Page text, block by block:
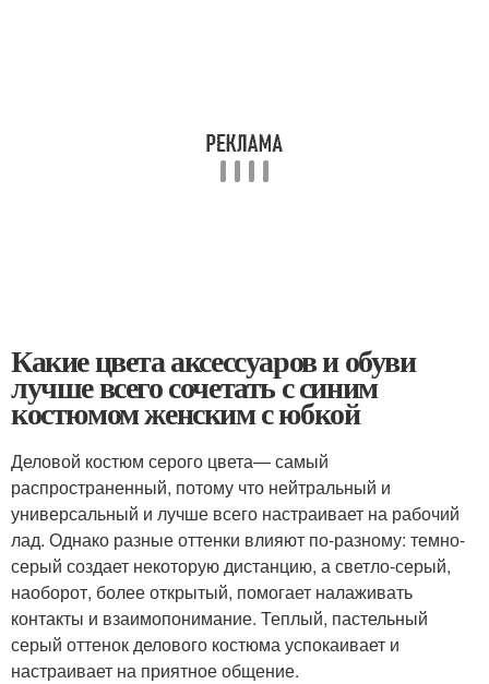
Какие цвета аксессуаров и обуви
лучше всего сочетать с синим
костюмом женским с юбкой
Деловой костюм серого цвета— самый
распространенный, потому что нейтральный и
универсальный и лучше всего настраивает на рабочий
лад. Однако разные оттенки влияют по-разному: темно-
серый создает некоторую дистанцию, а светло-серый,
наоборот, более открытый, помогает налаживать
контакты и взаимопонимание. Теплый, пастельный
серый оттенок делового костюма успокаивает и
настраивает на приятное общение.